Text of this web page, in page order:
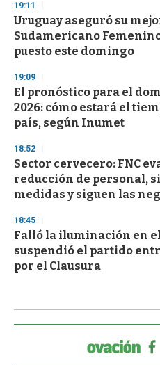
19:11
Uruguay aseguró su
Sudamericano
puesto este domingo
19:09
El pronóstico para el
2026: cómo estará el
país, según Inumet
18:52
Sector cervecero: FNC
reducción de personal,
medidas y siguen las
18:45
Falló la iluminación en
suspendió el partido
por el Clausura